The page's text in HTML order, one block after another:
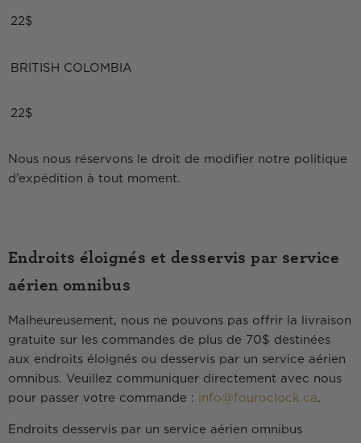
22$
BRITISH COLOMBIA
22$
Nous nous réservons le droit de modifier notre politique
d’expédition à tout moment.
Endroits éloignés et desservis par service
aérien omnibus
Malheureusement, nous ne pouvons pas offrir la livraison
gratuite sur les commandes de plus de 70$ destinées
aux endroits éloignés ou desservis par un service aérien
omnibus. Veuillez communiquer directement avec nous
pour passer votre commande : info@fouroclock.ca.
Endroits desservis par un service aérien omnibus